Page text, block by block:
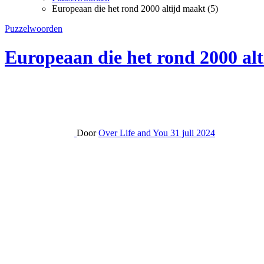
Europeaan die het rond 2000 altijd maakt (5)
Puzzelwoorden
Europeaan die het rond 2000
DoorOver Life and You 31 juli 2024